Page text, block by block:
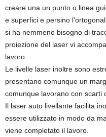
creare una un punto o linea
e superfici e persino
si ha nemmeno bisogno di
proiezione del laser vi
lavoro.
Le livelle laser inoltre sono
presentano comunque un
comunque lavorano con scarti
Il laser auto livellante facilita
essere utilizzato in modo da
viene completato il lavoro.